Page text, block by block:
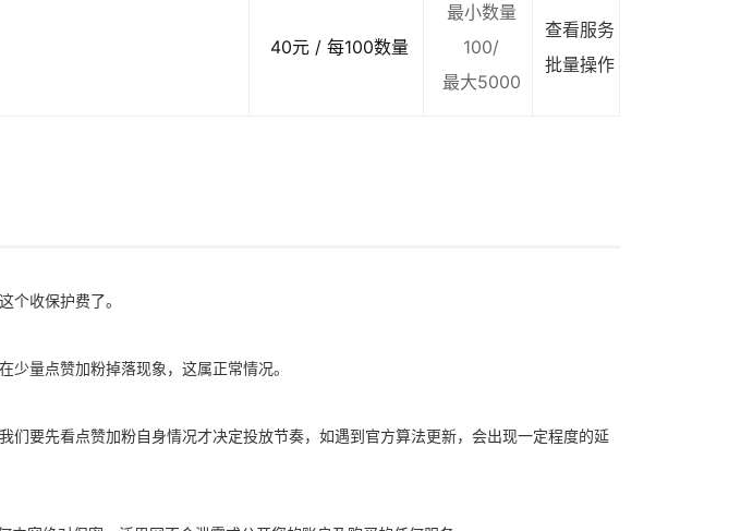
40元 / 每100数量
最小数量
100/
最大5000
查看服务
批量操作
个收保护费了。
量点赞加粉掉落现象，这属正常情况。
要先看点赞加粉自身情况才决定投放节奏，如遇到官方算法更新，会出现一定程度的延